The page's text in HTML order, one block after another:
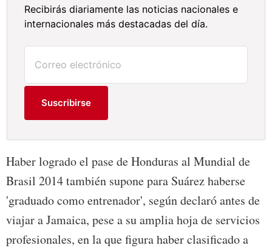
Recibirás diariamente las noticias nacionales e
internacionales más destacadas del día.
Suscribirse
Haber logrado el pase de Honduras al Mundial de
Brasil 2014 también supone para Suárez haberse
'graduado como entrenador', según declaró antes de
viajar a Jamaica, pese a su amplia hoja de servicios
profesionales, en la que figura haber clasificado a